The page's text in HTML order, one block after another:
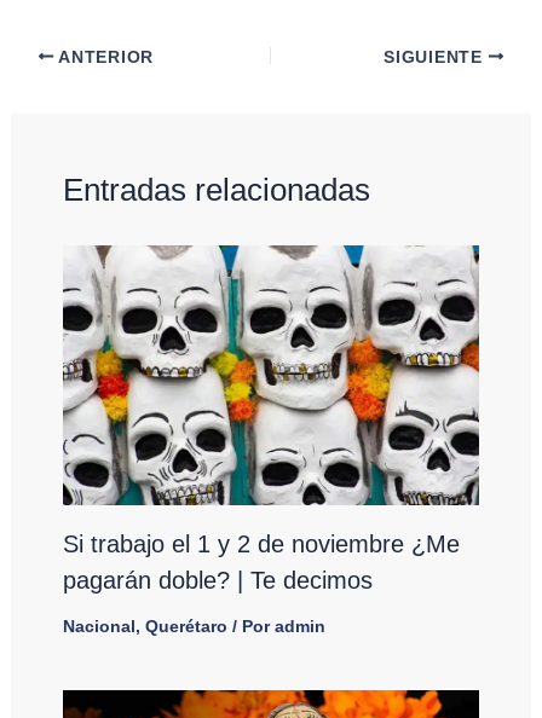
ANTERIOR SIGUIENTE
Entradas relacionadas
Si trabajo el 1 y 2 de noviembre ¿Me
pagarán doble? | Te decimos
Nacional, Querétaro / Poradmin